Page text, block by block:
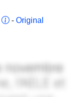
- Original